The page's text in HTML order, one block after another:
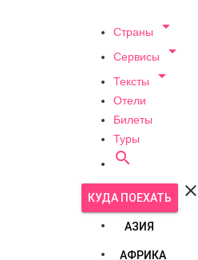
Страны 
Сервисы 
Тексты 
Отели
Билеты
Туры

КУДА ПОЕХАТЬ 
АЗИЯ
АФРИКА